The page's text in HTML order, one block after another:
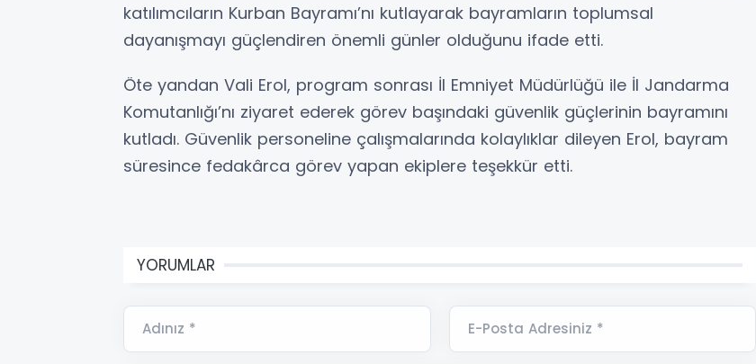
katılımcıların Kurban Bayramı’nı kutlayarak bayramların toplumsal
dayanışmayı güçlendiren önemli günler olduğunu ifade etti.
Öte yandan Vali Erol, program sonrası İl Emniyet Müdürlüğü ile İl Jandarma
Komutanlığı’nı ziyaret ederek görev başındaki güvenlik güçlerinin bayramını
kutladı. Güvenlik personeline çalışmalarında kolaylıklar dileyen Erol, bayram
süresince fedakârca görev yapan ekiplere teşekkür etti.
YORUMLAR
Adınız * E-Posta Adresiniz *